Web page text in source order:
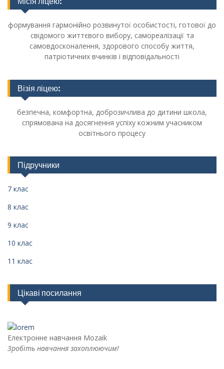
формування гармонійно розвинутої особистості, готової до
свідомого життєвого вибору, самореалізації та
самовдосконалення, здорового способу життя,
патріотичних вчинків і відповідальності
Візія ліцею:
безпечна, комфортна, доброзичлива до дитини школа,
спрямована на досягнення успіху кожним учасником
освітнього процесу
Підручники
7 клас
8 клас
9 клас
10 клас
11 клас
Цікаві посилання
Електронне навчання Mozaik
Зробіть навчання захоплюючим!